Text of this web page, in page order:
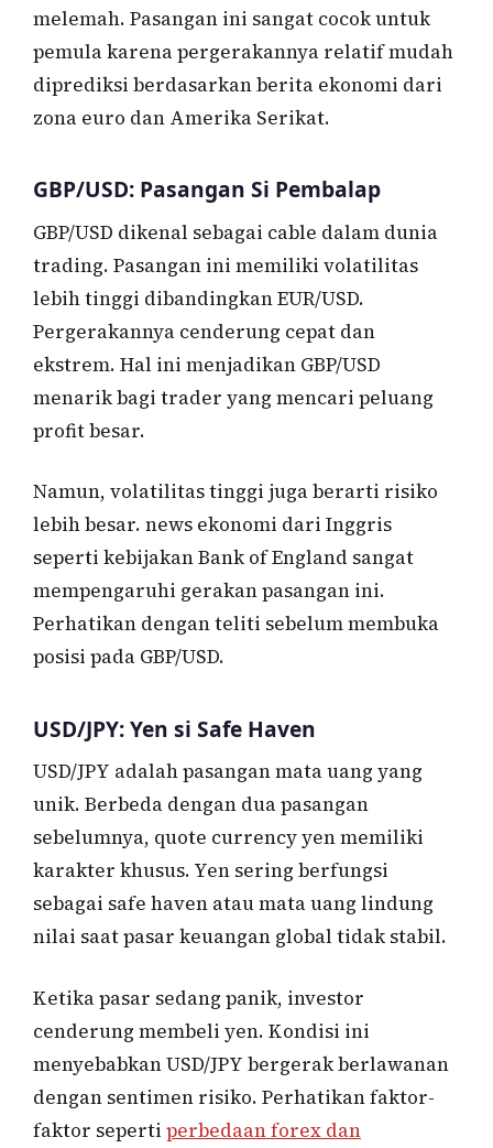
melemah. Pasangan ini sangat cocok untuk
pemula karena pergerakannya relatif mudah
diprediksi berdasarkan berita ekonomi dari
zona euro dan Amerika Serikat.
GBP/USD: Pasangan Si Pembalap
GBP/USD dikenal sebagai cable dalam dunia
trading. Pasangan ini memiliki volatilitas
lebih tinggi dibandingkan EUR/USD.
Pergerakannya cenderung cepat dan
ekstrem. Hal ini menjadikan GBP/USD
menarik bagi trader yang mencari peluang
profit besar.
Namun, volatilitas tinggi juga berarti risiko
lebih besar. news ekonomi dari Inggris
seperti kebijakan Bank of England sangat
mempengaruhi gerakan pasangan ini.
Perhatikan dengan teliti sebelum membuka
posisi pada GBP/USD.
USD/JPY: Yen si Safe Haven
USD/JPY adalah pasangan mata uang yang
unik. Berbeda dengan dua pasangan
sebelumnya, quote currency yen memiliki
karakter khusus. Yen sering berfungsi
sebagai safe haven atau mata uang lindung
nilai saat pasar keuangan global tidak stabil.
Ketika pasar sedang panik, investor
cenderung membeli yen. Kondisi ini
menyebabkan USD/JPY bergerak berlawanan
dengan sentimen risiko. Perhatikan faktor-
faktor seperti perbedaan forex dan